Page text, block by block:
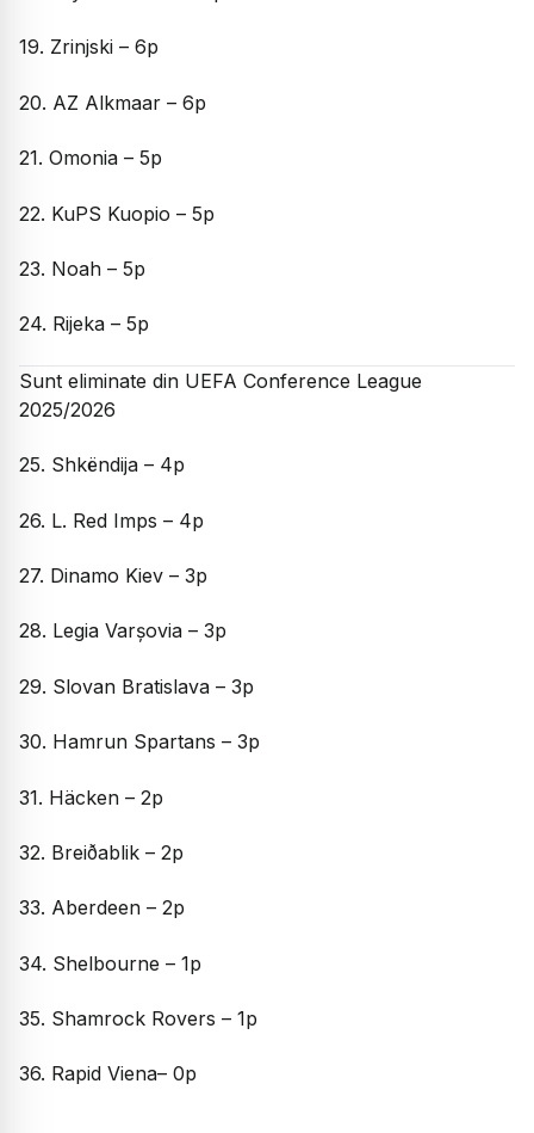
19. Zrinjski – 6p
20. AZ Alkmaar – 6p
21. Omonia – 5p
22. KuPS Kuopio – 5p
23. Noah – 5p
24. Rijeka – 5p
Sunt eliminate din UEFA Conference League
2025/2026
25. Shkëndija – 4p
26. L. Red Imps – 4p
27. Dinamo Kiev – 3p
28. Legia Varșovia – 3p
29. Slovan Bratislava – 3p
30. Hamrun Spartans – 3p
31. Häcken – 2p
32. Breiðablik – 2p
33. Aberdeen – 2p
34. Shelbourne – 1p
35. Shamrock Rovers – 1p
36. Rapid Viena– 0p